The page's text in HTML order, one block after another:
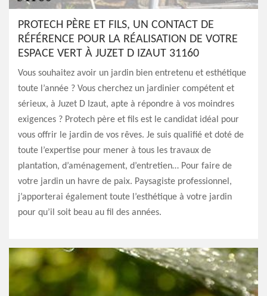
PROTECH PÈRE ET FILS, UN CONTACT DE
RÉFÉRENCE POUR LA RÉALISATION DE VOTRE
ESPACE VERT À JUZET D IZAUT 31160
Vous souhaitez avoir un jardin bien entretenu et esthétique
toute l’année ? Vous cherchez un jardinier compétent et
sérieux, à Juzet D Izaut, apte à répondre à vos moindres
exigences ? Protech père et fils est le candidat idéal pour
vous offrir le jardin de vos rêves. Je suis qualifié et doté de
toute l’expertise pour mener à tous les travaux de
plantation, d’aménagement, d’entretien… Pour faire de
votre jardin un havre de paix. Paysagiste professionnel,
j’apporterai également toute l’esthétique à votre jardin
pour qu’il soit beau au fil des années.